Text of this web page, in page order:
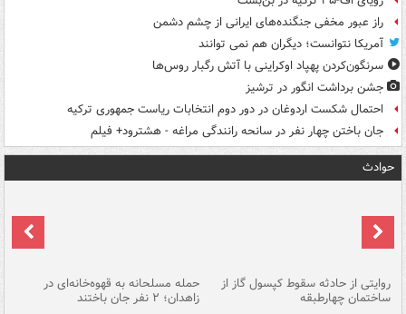
راز عبور مخفی جنگنده‌های ایرانی از چشم دشمن
آمریکا نتوانست؛ دیگران هم نمی توانند
سرنگون‌کردن پهپاد اوکراینی با آتش رگبار روس‌ها
جشن برداشت انگور در ترشیز
احتمال شکست اردوغان در دور دوم انتخابات ریاست جمهوری ترکیه
جان باختن چهار نفر در سانحه رانندگی مراغه - هشترود+ فیلم
حوادث
روایتی از حادثه سقوط کپسول گاز از
ساختمان چهارطبقه
حمله مسلحانه به قهوه‌خانه‌ای در
زاهدان؛ ۲ نفر جان باختند